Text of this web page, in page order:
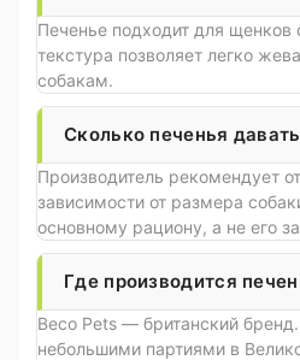
Печенье подходит для щенков
текстура позволяет легко
собакам.
Сколько печенья
Производитель рекомендует
зависимости от размера
основному рациону, а не его
Где производится
Beco Pets — британский
небольшими партиями в